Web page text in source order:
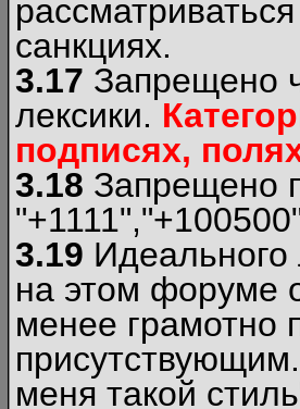
санкциях.
3.17 Запрещено
лексики.
подписях,
3.18 Запрещено
3.19 Идеального
на этом форуме
менее грамотно
меня такой